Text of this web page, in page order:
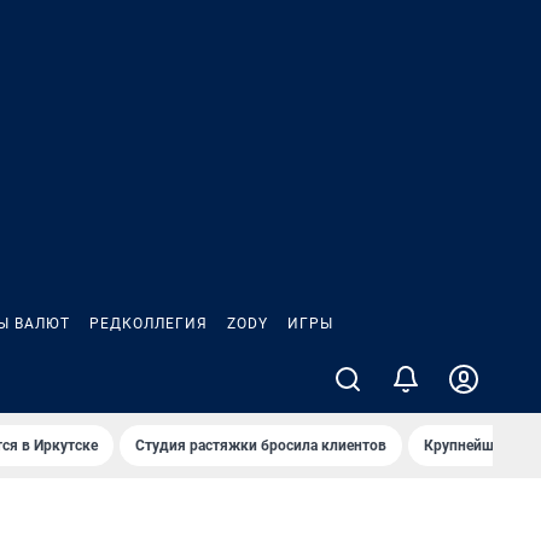
ВАЛЮТ РЕДКОЛЛЕГИЯ ZODY ИГРЫ
в Иркутске Студия растяжки бросила клиентов Крупнейшие